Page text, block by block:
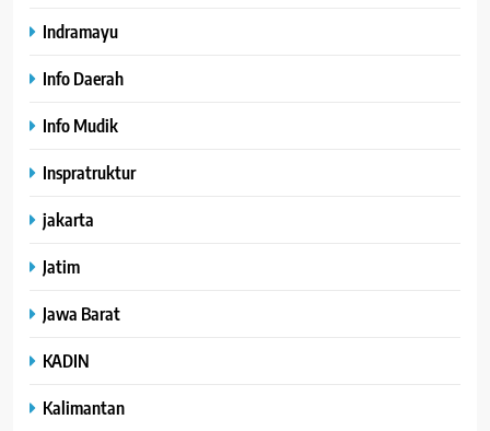
Indramayu
Info Daerah
Info Mudik
Inspratruktur
jakarta
Jatim
Jawa Barat
KADIN
Kalimantan